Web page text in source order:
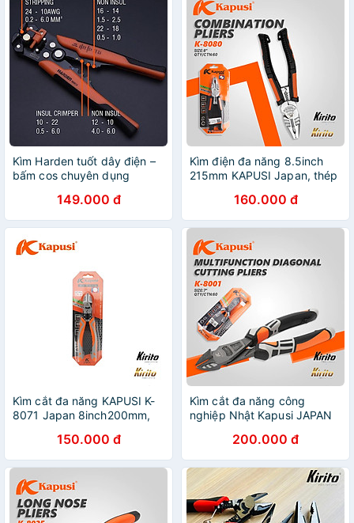
Kìm Harden tuốt dây điện –
bấm cos chuyên dụng
149.000 đ
Kìm điện đa năng 8.5inch
215mm KAPUSI Japan, thép
sắc bén k8080
160.000 đ
Kìm cắt đa năng KAPUSI K-
8071 Japan 8inch200mm,
kìm sắc bén150.000 đ
Kìm cắt đa năng công
nghiệp Nhật Kapusi JAPAN
cao cấp k8001
200.000 đ